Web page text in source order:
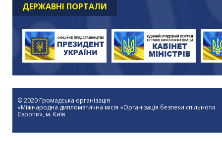
ДЕРЖАВНІ ПОРТАЛИ
© 2020 Громадська організація
«Міжнародна дипломатична місія «Організація безпеки спільноти
Європи», м. Київ